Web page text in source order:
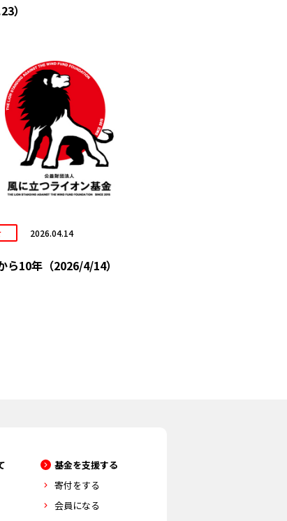
）
2026.04.14
ら10年（2026/4/14）
基金を支援する
寄付をする
会員になる